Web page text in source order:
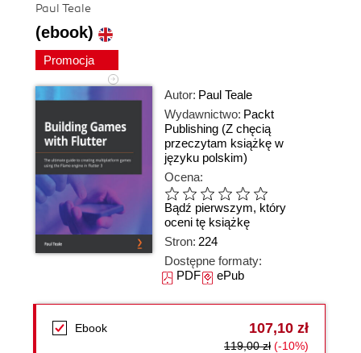
Paul Teale
(ebook)
Promocja
Autor: Paul Teale
Wydawnictwo: Packt
Publishing (Z chęcią
przeczytam książkę w
języku polskim)
Ocena:
Bądź pierwszym, który
oceni tę książkę
Stron: 224
Dostępne formaty:
PDFePub
Ebook 107,10 zł
119,00 zł (-10%)